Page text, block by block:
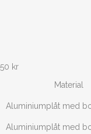
50 kr
Material
Aluminiumplåt med
Aluminiumplåt med